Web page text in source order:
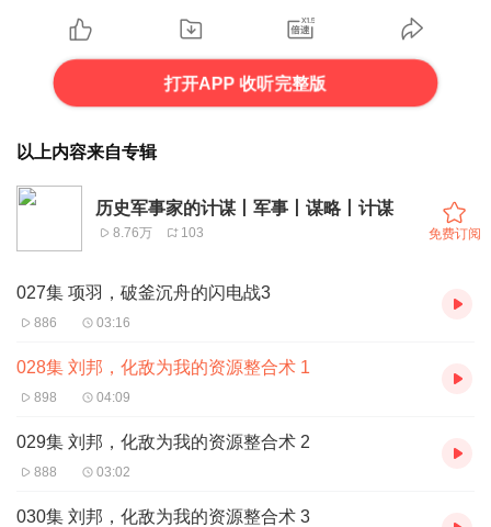
打开APP 收听完整版
以上内容来自专辑
历史军事家的计谋丨军事丨谋略丨计谋
8.76万 103 免费订阅
027集 项羽，破釜沉舟的闪电战3
886 03:16
028集 刘邦，化敌为我的资源整合术 1
898 04:09
029集 刘邦，化敌为我的资源整合术 2
888 03:02
030集 刘邦，化敌为我的资源整合术 3